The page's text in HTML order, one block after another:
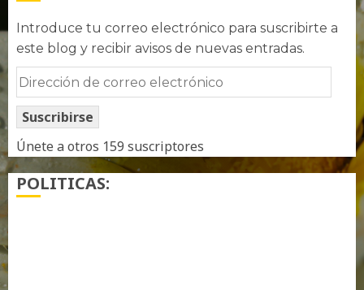
Introduce tu correo electrónico para suscribirte a
este blog y recibir avisos de nuevas entradas.
Dirección
de
correo
electrónico
Suscribirse
Únete a otros 159 suscriptores
POLITICAS: